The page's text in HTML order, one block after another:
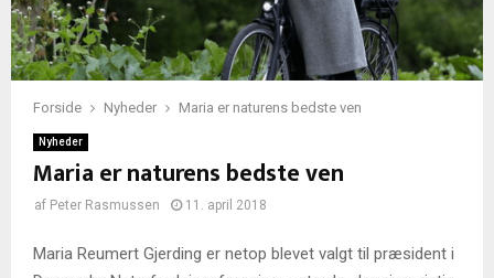
Forside Nyheder Maria er naturens bedste ven
Nyheder
Maria er naturens bedste ven
af Peter Rasmussen 11. april 2018
Maria Reumert Gjerding er netop blevet valgt til præsident i